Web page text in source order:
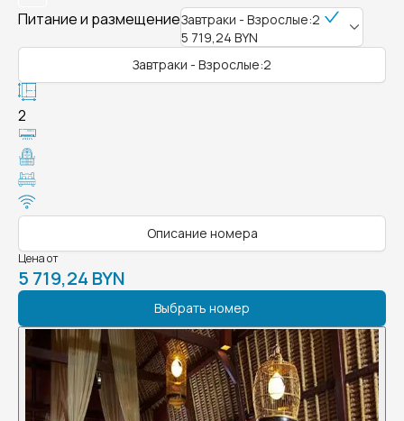
Питание и размещениеЗавтраки - Взрослые:2
5 719,24 BYN
Завтраки - Взрослые:2
2
Описание номера
Цена от
5 719,24 BYN
Выбрать номер